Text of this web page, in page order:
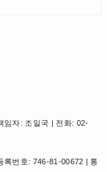
임자: 조일국 | 전화: 02-
록번호: 746-81-00672 | 통